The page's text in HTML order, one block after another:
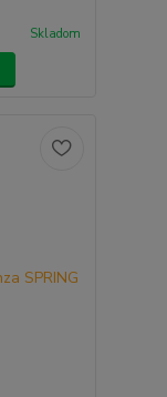
Skladom